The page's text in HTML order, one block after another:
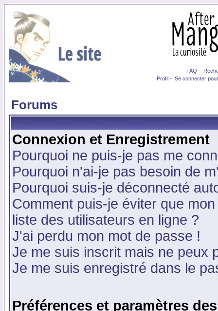
FAQ -
Profil - Se connecter
Forums
Connexion et Enregistrement
Pourquoi ne puis-je pas me
Pourquoi n'ai-je pas besoin de
Pourquoi suis-je déconnecté
Comment puis-je éviter que
liste des utilisateurs en ligne ?
J'ai perdu mon mot de passe !
Je me suis inscrit mais ne peux
Je me suis enregistré dans le
Préférences et paramètres